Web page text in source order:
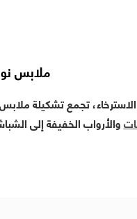
ملابس
تجمع تشكيلة ملابس
والأرواب الخفيفة إلى